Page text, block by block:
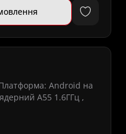
Android на
A55 1.6ГГц ,